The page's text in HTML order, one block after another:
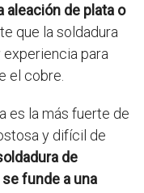
aleación de plata o
que la soldadura
para
el cobre.
es la más fuerte de
y difícil de
de
funde a una